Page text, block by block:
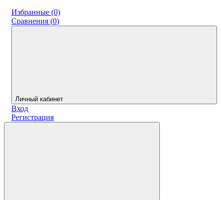
Избранные (0)
Сравнения (0)
Личный кабинет
Вход
Регистрация